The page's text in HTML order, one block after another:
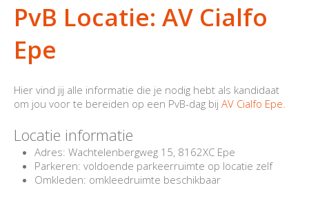
OVER DE SBN
MEDIA
CONTACT
PvB Locatie: AV Cialfo
Epe
Hier vind jij alle informatie die je nodig hebt als kandidaat
om jou voor te bereiden op een PvB-dag bij AV Cialfo Epe.
Locatie informatie
Adres: Wachtelenbergweg 15, 8162XC Epe
Parkeren: voldoende parkeerruimte op locatie zelf
Omkleden: omkleedruimte beschikbaar